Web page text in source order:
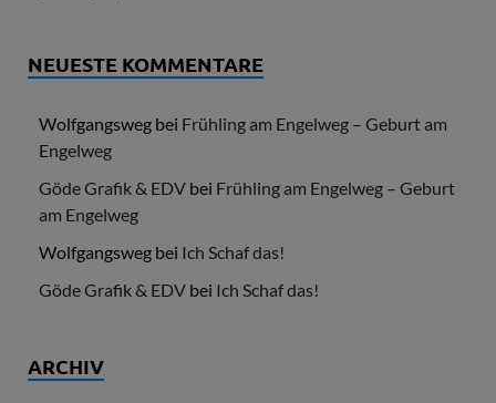
NEUESTE KOMMENTARE
Wolfgangsweg bei Frühling am Engelweg – Geburt am
Engelweg
Göde Grafik & EDV bei Frühling am Engelweg – Geburt
am Engelweg
Wolfgangsweg bei Ich Schaf das!
Göde Grafik & EDV bei Ich Schaf das!
ARCHIV